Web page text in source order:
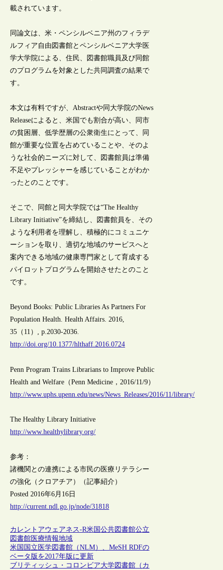
載されています。
同論文は、米・ペンシルベニア州のフィラデ
ルフィア自由図書館とペンシルベニア大学医
学大学院による、住民、図書館職員及び同館
のプログラムを対象とした共同調査の結果で
す。
本文は有料ですが、Abstractや同大学院のNews
Releaseによると、米国でも割合が高い、同市
の貧困層、低学歴層の公衆衛生にとって、同
館が重要な位置を占めていることや、そのよ
うな社会的ニーズに対して、図書館員は準備
不足やプレッシャーを感じていることがわか
ったとのことです。
そこで、同館と同大学院では“The Healthy
Library Initiative”を締結し、図書館員を、その
ような利用者を理解し、積極的にコミュニケ
ーションを取り、適切な地域のサービスへと
案内できる地域の健康専門家として育成する
パイロットプログラムを開始させたとのこと
です。
Beyond Books: Public Libraries As Partners For
Population Health. Health Affairs. 2016,
35（11）, p.2030-2036.
http://doi.org/10.1377/hlthaff.2016.0724
Penn Program Trains Librarians to Improve Public
Health and Welfare（Penn Medicine，2016/11/9）
http://www.uphs.upenn.edu/news/News_Releases/2016/11/library/
The Healthy Library Initiative
http://www.healthylibrary.org/
参考：
諸機関との連携による市民の医療リテラシー
の強化（クロアチア）（記事紹介）
Posted 2016年6月16日
http://current.ndl.go.jp/node/31818
カレントアウェアネス-R米国公共図書館公立
図書館 医療情報地域
米国国立医学図書館（NLM）、MeSH RDFの
ベータ版を2017年版に更新
ブリティッシュ・コロンビア大学図書館（カ